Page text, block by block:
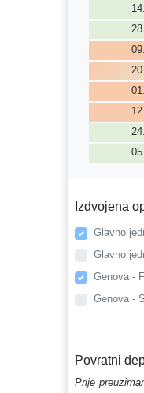
Izdvojena
Glavno
Glavno
Genova -
Genova -
Povratni
Prije